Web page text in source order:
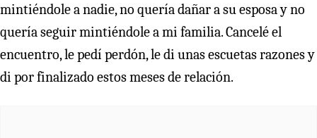
mintiéndole a nadie, no quería dañar a su esposa y no
quería seguir mintiéndole a mi familia. Cancelé el
encuentro, le pedí perdón, le di unas escuetas razones y
di por finalizado estos meses de relación.